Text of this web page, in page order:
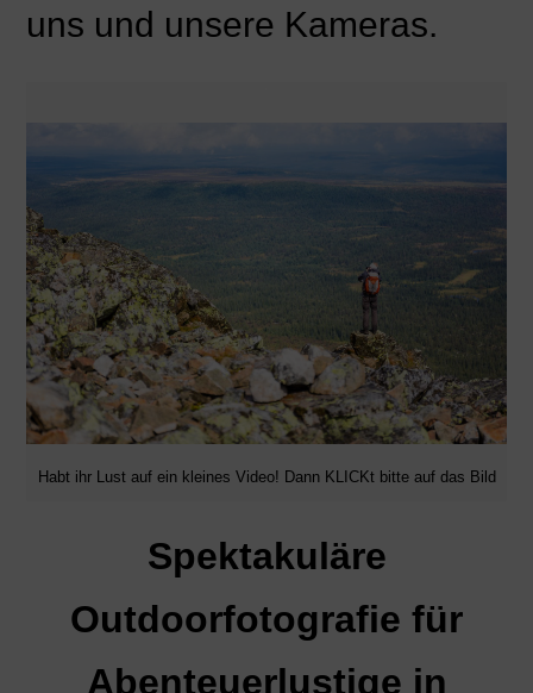
uns und unsere Kameras.
Habt ihr Lust auf ein kleines Video! Dann KLICKt bitte auf das Bild
Spektakuläre
Outdoorfotografie für
Abenteuerlustige in